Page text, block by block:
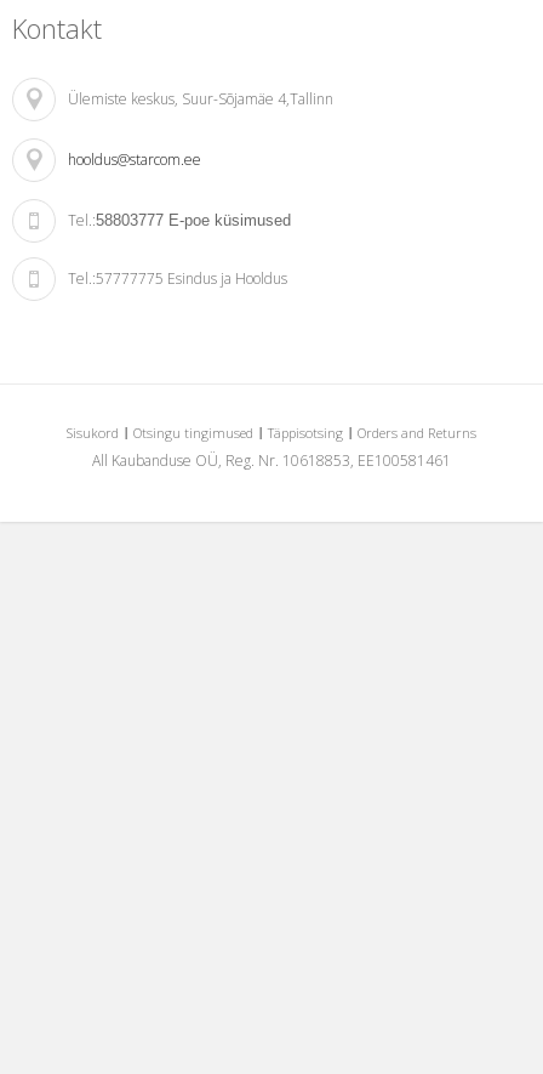
Kontakt
Ülemiste keskus, Suur-Sõjamäe 4,Tallinn
hooldus@starcom.ee
Tel.:58803777 E-poe küsimused
Tel.:57777775 Esindus ja Hooldus
Sisukord Otsingu tingimused Täppisotsing Orders and Returns
All Kaubanduse OÜ, Reg. Nr. 10618853, EE100581461